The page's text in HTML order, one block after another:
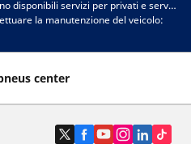
disponibili servizi per privati e servizi
la manutenzione del veicolo:
migliori per il tuo veicolo. Chiedi un
sono disponibili le
,Fulda,Sava,Continental,Barum,
altre. Ti aspettiamo nell’officina
in provincia di Torino, gommista
center